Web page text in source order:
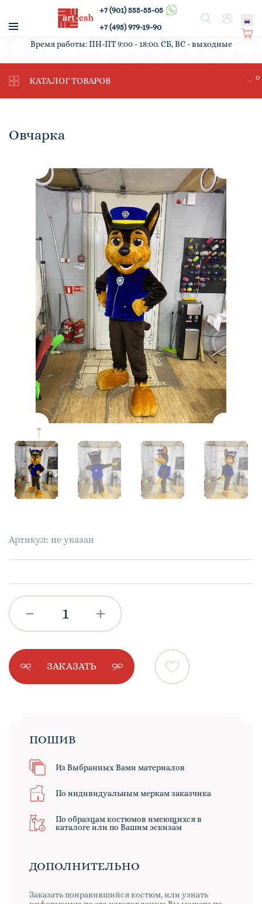
Поиск
+7 (901) 555-55-05
+7 (495) 979-19-90
Ко
ин
а
0
Вход
/
Время работы: ПН-ПТ 9:00 - 18:00. СБ, ВС - выходные
КАТАЛОГ ТОВАРОВ
Овчарка
Артикул: не указан
ЗАКАЗАТЬ
ПОШИВ
Из Выбранных Вами материалов
По индивидуальным меркам заказчика
По образцам костюмов имеющихся в
каталоге или по Вашим эскизам
ДОПОЛНИТЕЛЬНО
Заказать понравившийся костюм, или узнать